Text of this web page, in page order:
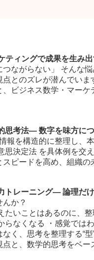
ティングで成果を生み
つながらない」 そんな
とのズレが潜んでいま
ビジネス数学・マー
思考法― 数字を味方に
報を構造的に整理し、
決定法 を具体例を交
ピードを高め、組織の
トレーニング― 論理だ
か？
たいことはあるのに、
らなくなる ・感覚では
く、思考を整理する“型
と、数学的思考をベ